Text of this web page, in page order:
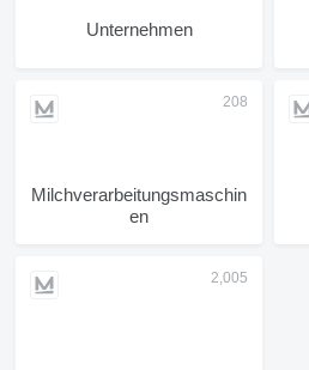
Unternehmen
Milchverarbeitungsmaschin
en